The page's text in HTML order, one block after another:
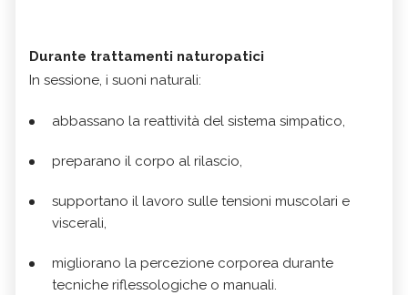
Durante trattamenti naturopatici
In sessione, i suoni naturali:
abbassano la reattività del sistema simpatico,
preparano il corpo al rilascio,
supportano il lavoro sulle tensioni muscolari e
viscerali,
migliorano la percezione corporea durante
tecniche riflessologiche o manuali.